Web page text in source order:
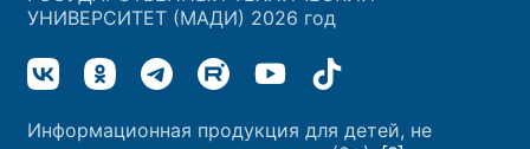
УНИВЕРСИТЕТ (МАДИ) 2026 год
Информационная продукция для детей, не